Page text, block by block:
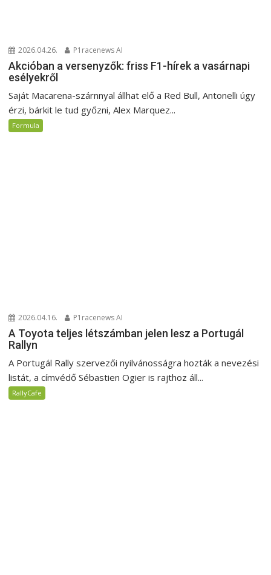
2026.04.26. P1racenews AI
Akcióban a versenyzők: friss F1-hírek a vasárnapi
esélyekről
Saját Macarena-szárnnyal állhat elő a Red Bull, Antonelli úgy
érzi, bárkit le tud győzni, Alex Marquez...
Formula
2026.04.16. P1racenews AI
A Toyota teljes létszámban jelen lesz a Portugál
Rallyn
A Portugál Rally szervezői nyilvánosságra hozták a nevezési
listát, a címvédő Sébastien Ogier is rajthoz áll...
RallyCafe